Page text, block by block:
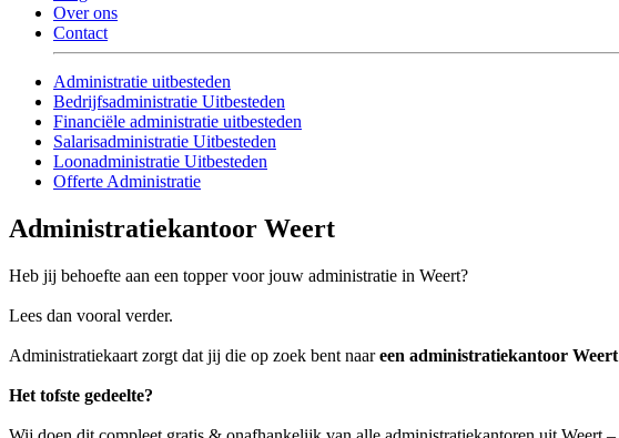
Over ons
Contact
Administratie uitbesteden
Bedrijfsadministratie Uitbesteden
Financiële administratie uitbesteden
Salarisadministratie Uitbesteden
Loonadministratie Uitbesteden
Offerte Administratie
Administratiekantoor Weert
Heb jij behoefte aan een topper voor jouw administratie in Weert?
Lees dan vooral verder.
Administratiekaart zorgt dat jij die op zoek bent naareen administratiekantoor Weert
Het tofste gedeelte?